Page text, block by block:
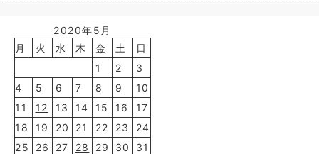
2020年5月
月
火 水 木 金 土
日
1
2
3
4
5 6 7 8 9
10
11
12 13 14 15 16
17
18
19 20 21 22 23
24
25
26 27 28 29 30 31